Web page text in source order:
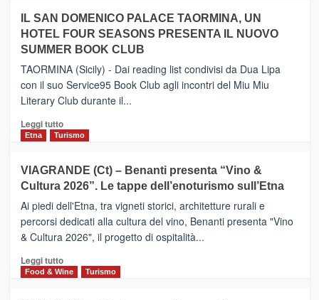
da
Neos
PIEDIMONTE
ETNEO
–
Meta
turistica
privilegiata
secondo
dati
di
Anche
la
Alcantara
nei
primi
nella
classifica
IL SAN DOMENICO PALACE TAORMINA, UN
HOTEL FOUR SEASONS PRESENTA IL NUOVO
SUMMER BOOK CLUB
TAORMINA (Sicily) - Dai reading list condivisi da Dua Lipa
con il suo Service95 Book Club agli incontri del Miu Miu
Literary Club durante il...
Leggi tuttoLeggi
di
IL
SAN
DOMENICO
PALACE
TAORMINA,
UN
HOTEL
FOUR
Etna Turismo
VIAGRANDE (Ct) – Benanti presenta “Vino &
Cultura 2026”. Le tappe dell’enoturismo sull’Etna
Ai piedi dell'Etna, tra vigneti storici, architetture rurali e
percorsi dedicati alla cultura del vino, Benanti presenta "Vino
& Cultura 2026", il progetto di ospitalità...
Leggi tuttoLeggi
di
Food & Wine Turismo